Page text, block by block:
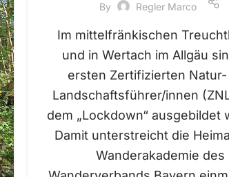
By Regler Marco
Im mittelfränkischen
und in Wertach im Allgäu
ersten Zertifizierten Natur-
Landschaftsführer/innen
dem „Lockdown“ ausgebildet
Damit unterstreicht die
Wanderakademie des